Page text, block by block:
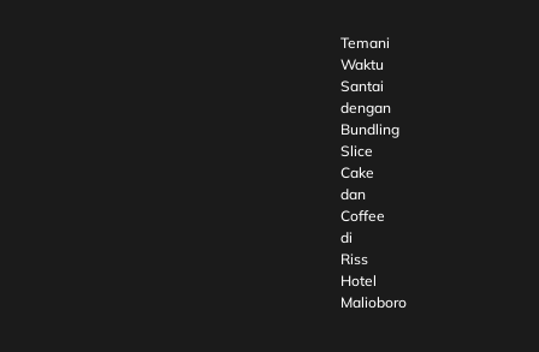
Temani
Waktu
Santai
dengan
Bundling
Slice
Cake
dan
Coffee
di
Riss
Hotel
Malioboro